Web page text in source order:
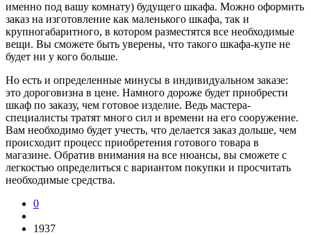
именно под вашу комнату) будущего шкафа. Можно оформить
заказ на изготовление как маленького шкафа, так и
крупногабаритного, в котором разместятся все необходимые
вещи. Вы сможете быть уверены, что такого шкафа-купе не
будет ни у кого больше.
Но есть и определенные минусы в индивидуальном заказе:
это дороговизна в цене. Намного дороже будет приобрести
шкаф по заказу, чем готовое изделие. Ведь мастера-
специалисты тратят много сил и времени на его сооружение.
Вам необходимо будет учесть, что делается заказ дольше, чем
происходит процесс приобретения готового товара в
магазине. Обратив внимания на все нюансы, вы сможете с
легкостью определиться с вариантом покупки и просчитать
необходимые средства.
0
1937